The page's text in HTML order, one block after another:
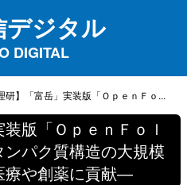
デジタル
DIGITAL
研】「富岳」実装版「ＯｐｅｎＦｏ...
装版「ＯｐｅｎＦｏｌ
パク質構造の大規模
療や創薬に貢献―